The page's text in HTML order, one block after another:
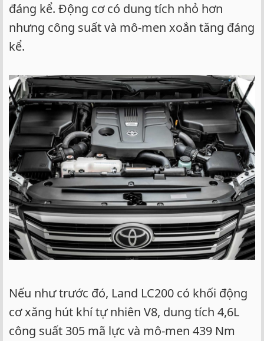
đáng kể. Động cơ có dung tích nhỏ hơn
nhưng công suất và mô-men xoắn tăng đáng
kể.
Nếu như trước đó, Land LC200 có khối động
cơ xăng hút khí tự nhiên V8, dung tích 4,6L
công suất 305 mã lực và mô-men 439 Nm